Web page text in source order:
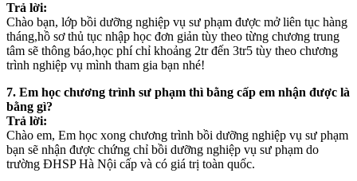
Trả lời:
Chào bạn, lớp bồi dưỡng nghiệp vụ sư phạm được mở liên tục hàng
tháng,hồ sơ thủ tục nhập học đơn giản tùy theo từng chương trung
tâm sẽ thông báo,học phí chỉ khoảng 2tr đến 3tr5 tùy theo chương
trình nghiệp vụ mình tham gia bạn nhé!
7. Em học chương trình sư phạm thì bằng cấp em nhận được là
bằng gì?
Trả lời:
Chào em, Em học xong chương trình bồi dưỡng nghiệp vụ sư phạm
bạn sẽ nhận được chứng chỉ bồi dưỡng nghiệp vụ sư phạm do
trường ĐHSP Hà Nội cấp và có giá trị toàn quốc.